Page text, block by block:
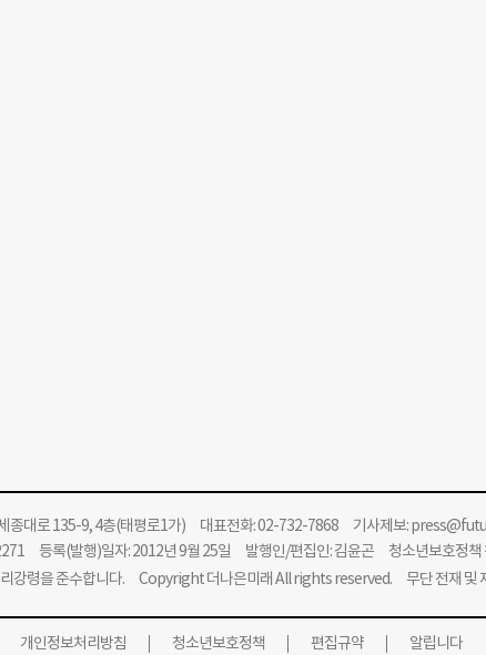
종대로 135-9, 4층(태평로1가) 대표전화: 02-732-7868 기사제보:
등록(발행)일자: 2012년 9월 25일 발행인/편집인: 김윤곤 청소년보호정책
강령을 준수합니다. Copyright 더나은미래 All rights reserved. 무단 전재 및
개인정보처리방침 청소년보호정책 편집규약 알립니다